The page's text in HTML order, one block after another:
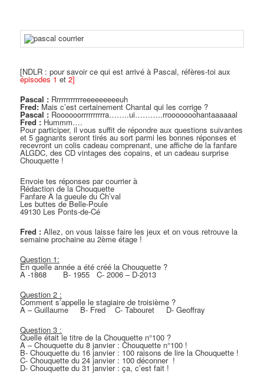
[NDLR : pour savoir ce qui est arrivé à Pascal, réfères-toi aux
épisodes 1 et2]
Pascal : Rrrrrrrrrrrreeeeeeeeeuh
Fred: Mais c’est certainement Chantal qui les corrige ?
Pascal : Roooooorrrrrrrrrra……..ui………..rrooooooohantaaaaaal
Fred : Hummm….
Pour participer, il vous suffit de répondre aux questions suivantes
et 5 gagnants seront tirés au sort parmi les bonnes réponses et
recevront un colis cadeau comprenant, une affiche de la fanfare
ALGDC, des CD vintages des copains, et un cadeau surprise
Chouquette !
Envoie tes réponses par courrier à
Rédaction de la Chouquette
Fanfare À la gueule du Ch’val
Les buttes de Belle-Poule
49130 Les Ponts-de-Cé
Fred : Allez, on vous laisse faire les jeux et on vous retrouve la
semaine prochaine au 2ème étage !
Question 1:
En quelle année a été créé la Chouquette ?
A -1868 B- 1955 C- 2006 – D-2013
Question 2 :
Comment s’appelle le stagiaire de troisième ?
A – Guillaume B- Fred C- Tabouret D- Geoffray
Question 3 :
Quelle était le titre de la Chouquette n°100 ?
A – Chouquette du 8 janvier : Chouquette n°100 !
B- Chouquette du 16 janvier : 100 raisons de lire la Chouquette !
C- Chouquette du 24 janvier : 100 déconner !
D- Chouquette du 31 janvier : ça, c’est fait !